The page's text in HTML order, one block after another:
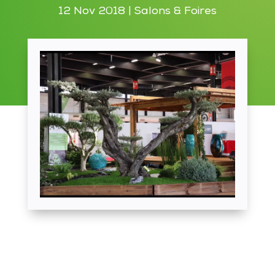
12 Nov 2018 Salons & Foires